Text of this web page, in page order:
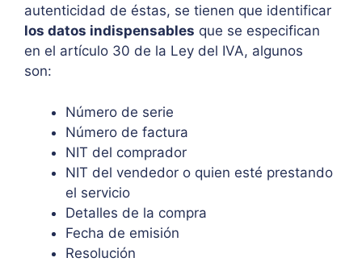
autenticidad de éstas, se tienen que identificar
los datos indispensables que se especifican
en el artículo 30 de la Ley del IVA, algunos
son:
Número de serie
Número de factura
NIT del comprador
NIT del vendedor o quien esté prestando
el servicio
Detalles de la compra
Fecha de emisión
Resolución